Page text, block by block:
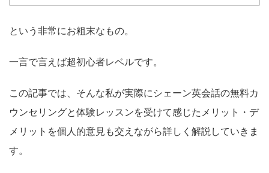
という非常にお粗末なもの。
一言で言えば超初心者レベルです。
この記事では、そんな私が実際にシェーン英会話の無料カ
ウンセリングと体験レッスンを受けて感じたメリット・デ
メリットを個人的意見も交えながら詳しく解説していきま
す。